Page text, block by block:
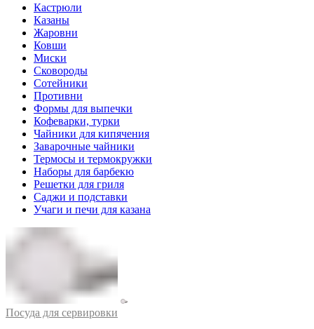
Кастрюли
Казаны
Жаровни
Ковши
Миски
Сковороды
Сотейники
Противни
Формы для выпечки
Кофеварки, турки
Чайники для кипячения
Заварочные чайники
Термосы и термокружки
Наборы для барбекю
Решетки для гриля
Саджи и подставки
Учаги и печи для казана
Посуда для сервировки